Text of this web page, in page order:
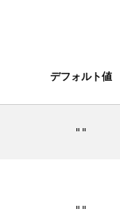
デフォルト値
""
""